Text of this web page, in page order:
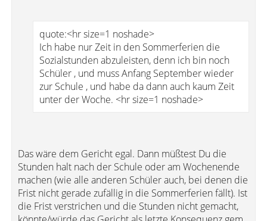
quote:<hr size=1 noshade>
Ich habe nur Zeit in den Sommerferien die
Sozialstunden abzuleisten, denn ich bin noch
Schüler , und muss Anfang September wieder
zur Schule , und habe da dann auch kaum Zeit
unter der Woche. <hr size=1 noshade>
Das wäre dem Gericht egal. Dann müßtest Du die
Stunden halt nach der Schule oder am Wochenende
machen (wie alle anderen Schüler auch, bei denen die
Frist nicht gerade zufällig in die Sommerferien fällt). Ist
die Frist verstrichen und die Stunden nicht gemacht,